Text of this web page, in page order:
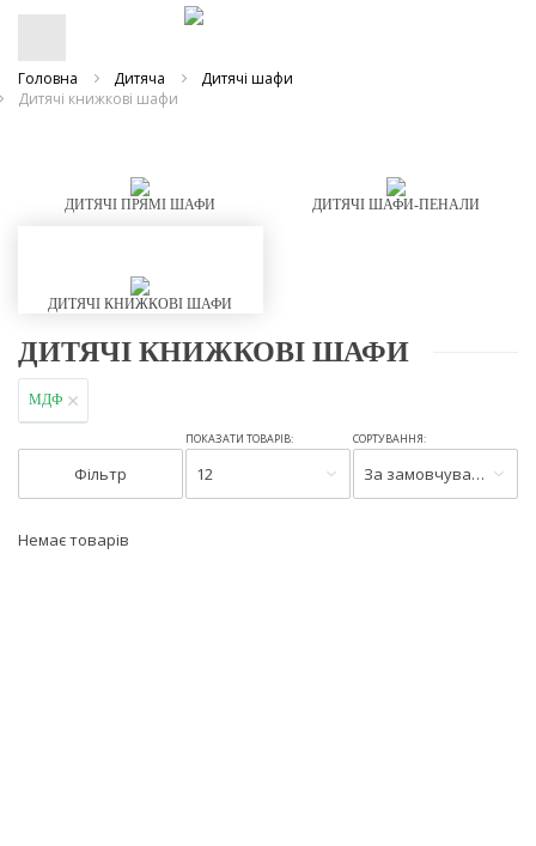
Головна Дитяча
Дитячі шафи
Дитячі книжкові шафи
ДИТЯЧІ ПРЯМІ ШАФИ ДИТЯЧІ ШАФИ-ПЕНАЛИ
ДИТЯЧІ КНИЖКОВІ ШАФИ
ДИТЯЧІ КНИЖКОВІ ШАФИ
МДФ
Фільтр
ПОКАЗАТИ ТОВАРІВ:
12
СОРТУВАННЯ:
За замовчуванням
Немає товарів